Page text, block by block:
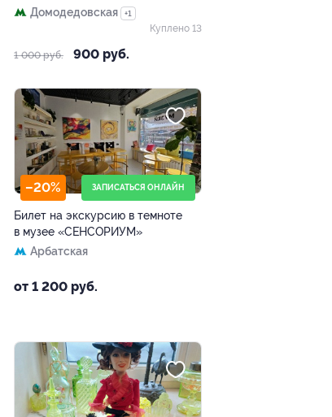
Домодедовская
+1
1 000 руб. 900 руб.
Куплено 13
–20% ЗАПИСАТЬСЯ ОНЛАЙН
Билет на экскурсию в темноте
в музее «СЕНСОРИУМ»
Арбатская
от 1 200 руб.